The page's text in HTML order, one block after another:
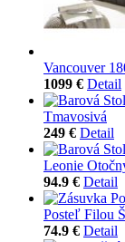
Vancouver
1099 € Detail
Tmavosivá
249 € Detail
Leonie
94.9 € Detail
Posteľ Filou
74.9 € Detail